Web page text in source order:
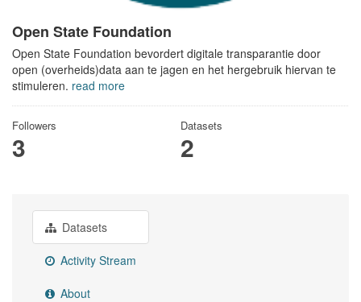
Open State Foundation
Open State Foundation bevordert digitale transparantie door
open (overheids)data aan te jagen en het hergebruik hiervan te
stimuleren. read more
Followers
3
Datasets
2
Datasets
Activity Stream
About